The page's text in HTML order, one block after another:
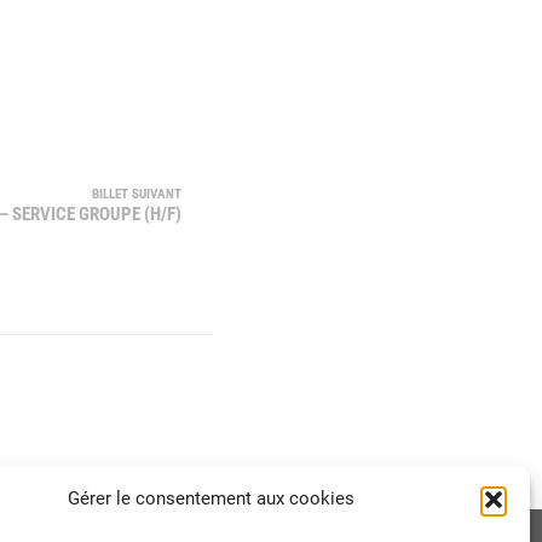
Gérer le consentement aux cookies
BILLET SUIVANT
SERVICE GROUPE (H/F)